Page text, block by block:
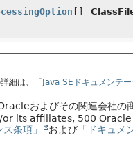
細は、
「Java SEドキュメンテー
およびその関連会社の
its affiliates, 500 Oracle
ス条項」 および 「ドキュメ